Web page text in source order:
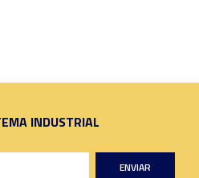
INDUSTRIAL
ENVIAR